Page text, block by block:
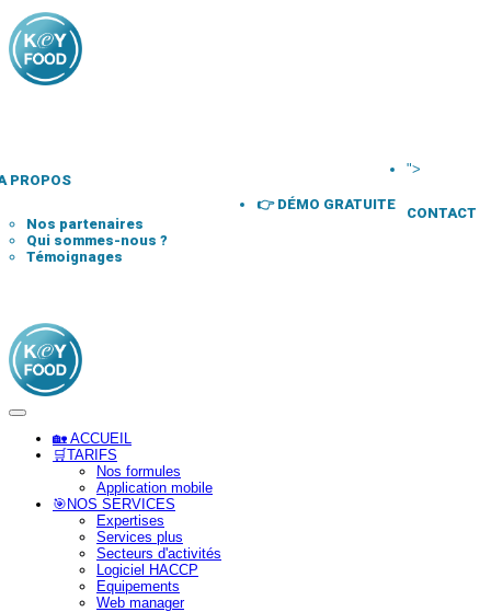
PROPOS
Nos partenaires
Qui sommes-nous ?
Témoignages
👉 DÉMO GRATUITE
">
CONTACT
🏡 ACCUEIL
🛒TARIFS
Nos formules
Application mobile
🎯NOS SERVICES
Expertises
Services plus
Secteurs d'activités
Logiciel HACCP
Equipements
Web manager